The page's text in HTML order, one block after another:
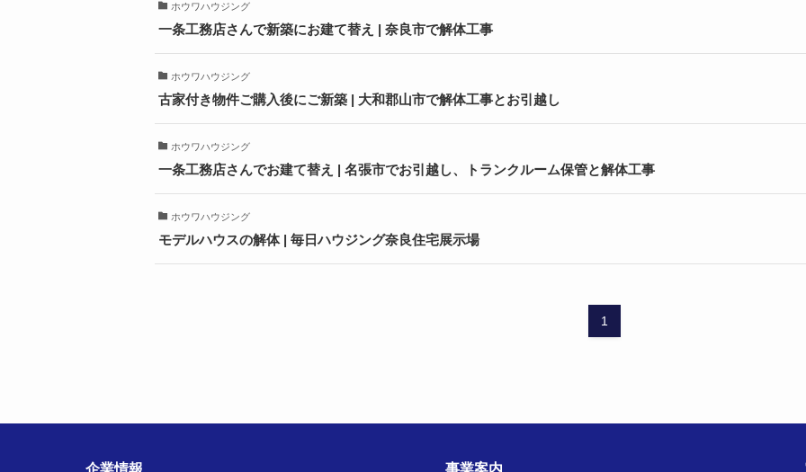
ホウワハウジング
一条工務店さんで新築にお建て替え | 奈良市で解体工事
ホウワハウジング
古家付き物件ご購入後にご新築 | 大和郡山市で解体工事とお引越し
ホウワハウジング
一条工務店さんでお建て替え | 名張市でお引越し、トランクルーム保管と解体工事
ホウワハウジング
モデルハウスの解体 | 毎日ハウジング奈良住宅展示場
1